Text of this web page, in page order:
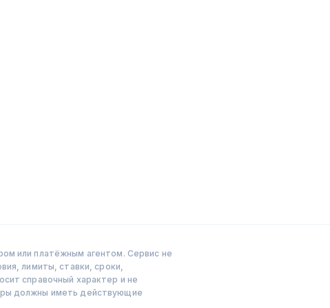
или платёжным агентом. Сервис не
лимиты, ставки, сроки,
справочный характер и не
должны иметь действующие